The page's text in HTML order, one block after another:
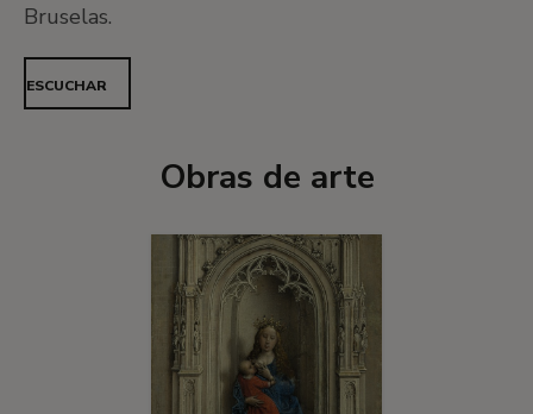
Bruselas.
ESCUCHAR
Obras de arte